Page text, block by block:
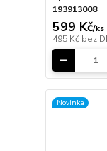
193913008
599 Kč/ks
495 Kč bez
Novinka